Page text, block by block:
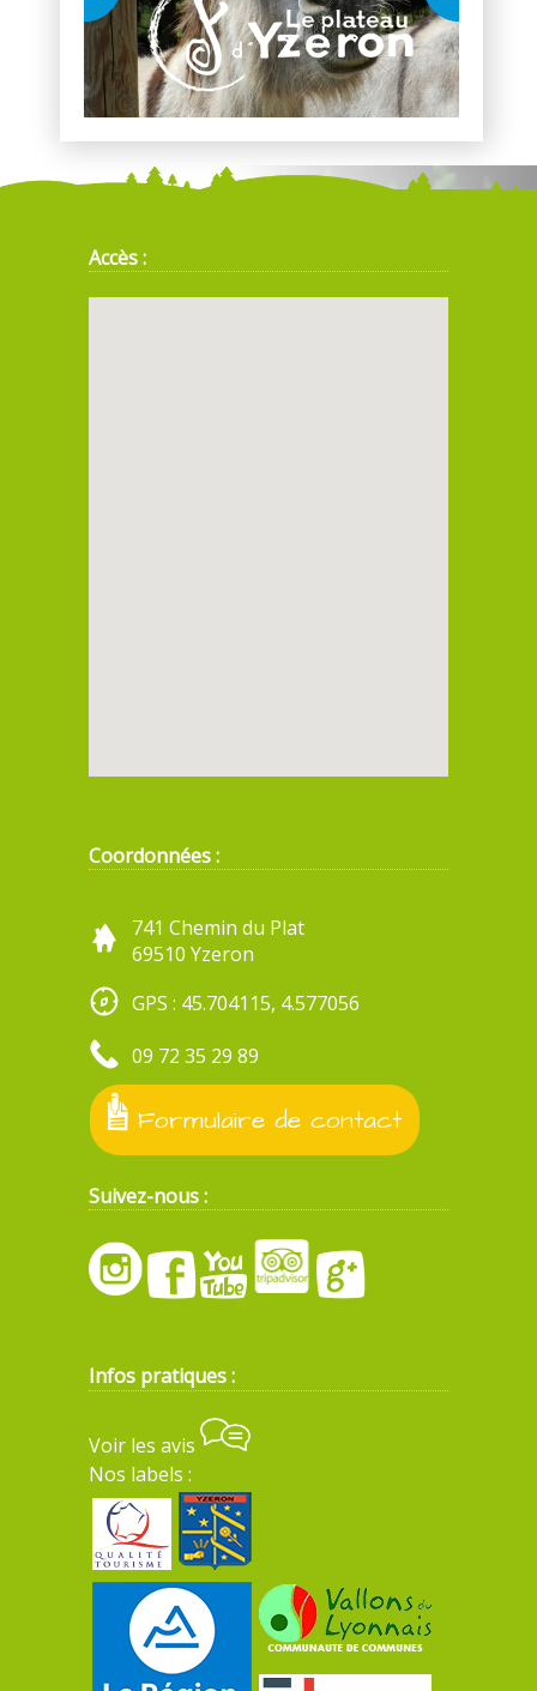
Accès :
Coordonnées :
741 Chemin du Plat
69510 Yzeron
GPS : 45.704115, 4.577056
09 72 35 29 89
Formulaire de contact
Suivez-nous :
Infos pratiques :
Voir les avis
Nos labels :